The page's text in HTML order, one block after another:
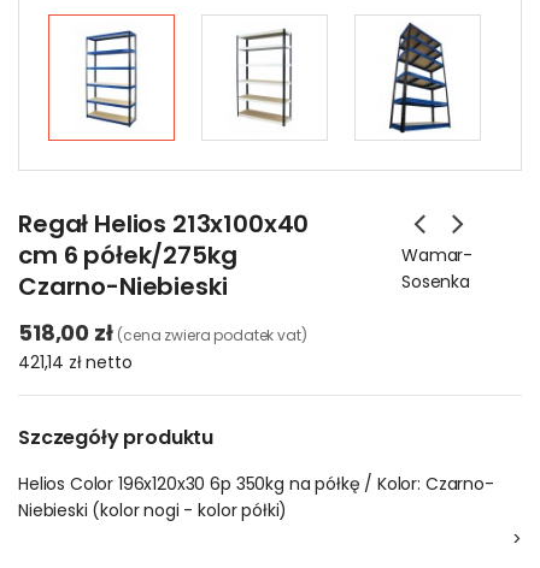
Regał Helios 213x100x40
cm 6 półek/275kg
Czarno-Niebieski
Wamar-
Sosenka
518,00 zł (cena zwiera podatek vat)
421,14 złnetto
Szczegóły produktu
Helios Color 196x120x30 6p 350kg na półkę / Kolor: Czarno-
Niebieski (kolor nogi - kolor półki)
>